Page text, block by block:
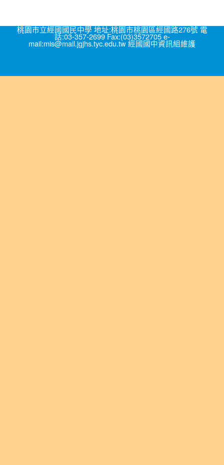
桃園市立經國國民中學 地址:桃園市桃園區經國路276號 電
話:03-357-2699 Fax:(03)3572705 e-
mail:mis@mail.jgjhs.tyc.edu.tw 經國國中資訊組維護